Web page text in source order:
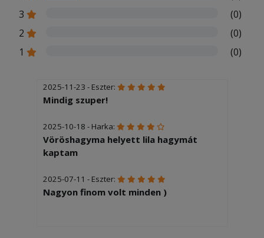
3
(0)
2
(0)
1
(0)
2025-11-23 - Eszter:
Mindig szuper!
2025-10-18 - Harka:
Vöröshagyma helyett lila hagymát
kaptam
2025-07-11 - Eszter:
Nagyon finom volt minden )